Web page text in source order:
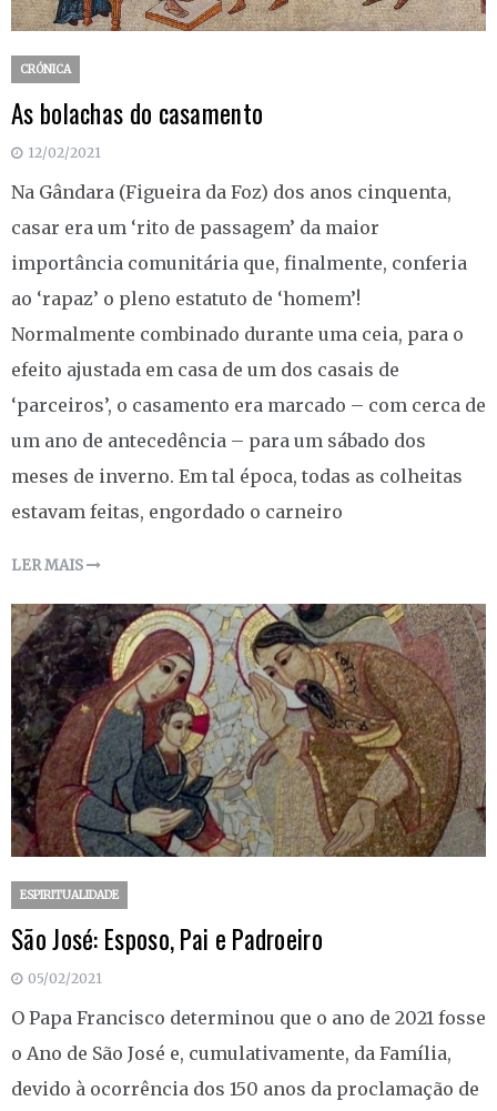
CRÓNICA
As bolachas do casamento
12/02/2021
Na Gândara (Figueira da Foz) dos anos cinquenta,
casar era um ‘rito de passagem’ da maior
importância comunitária que, finalmente, conferia
ao ‘rapaz’ o pleno estatuto de ‘homem’!
Normalmente combinado durante uma ceia, para o
efeito ajustada em casa de um dos casais de
‘parceiros’, o casamento era marcado – com cerca de
um ano de antecedência – para um sábado dos
meses de inverno. Em tal época, todas as colheitas
estavam feitas, engordado o carneiro
LER MAIS
ESPIRITUALIDADE
São José: Esposo, Pai e Padroeiro
05/02/2021
O Papa Francisco determinou que o ano de 2021 fosse
o Ano de São José e, cumulativamente, da Família,
devido à ocorrência dos 150 anos da proclamação de